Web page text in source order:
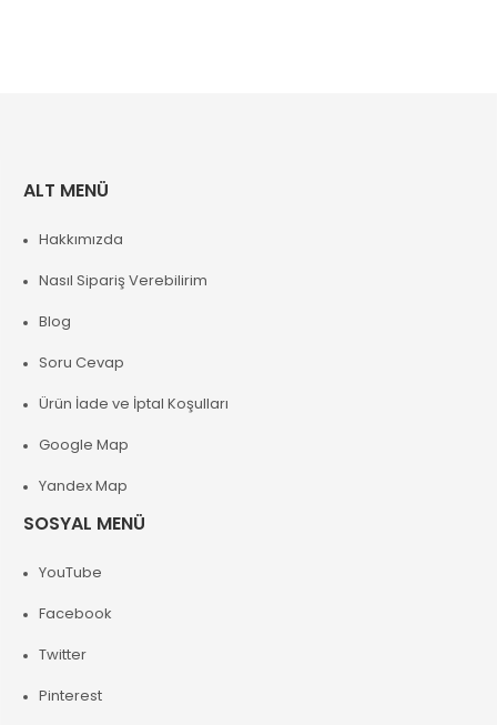
ALT MENÜ
Hakkımızda
Nasıl Sipariş Verebilirim
Blog
Soru Cevap
Ürün İade ve İptal Koşulları
Google Map
Yandex Map
SOSYAL MENÜ
YouTube
Facebook
Twitter
Pinterest